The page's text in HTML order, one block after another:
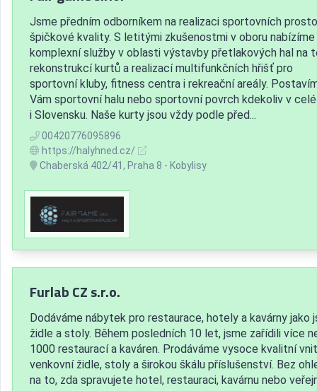
Jsme předním odborníkem na realizaci sportovních
špičkové kvality. S letitými zkušenostmi v oboru nabízíme
komplexní služby v oblasti výstavby přetlakových hal na
rekonstrukcí kurtů a realizací multifunkčních hřišť pro
sportovní kluby, fitness centra i rekreační areály.
Vám sportovní halu nebo sportovní povrch kdekoliv v celé
i Slovensku. Naše kurty jsou vždy podle před...
00420776095896
https://halyhned.cz/
Chaberská 402/41, Praha 8 - Kobylisy
Furlab CZ s.r.o.
Dodáváme nábytek pro restaurace, hotely a kavárny jako
židle a stoly. Během posledních 10 let, jsme zařídili více
1000 restaurací a kaváren. Prodáváme vysoce kvalitní
venkovní židle, stoly a širokou škálu příslušenství. Bez
na to, zda spravujete hotel, restauraci, kavárnu nebo